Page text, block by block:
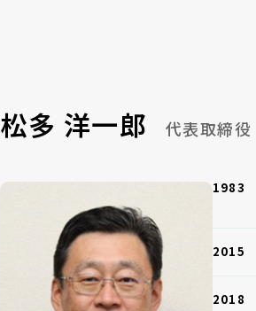
松多 洋一郎 代表取締役
1983
2015
2018